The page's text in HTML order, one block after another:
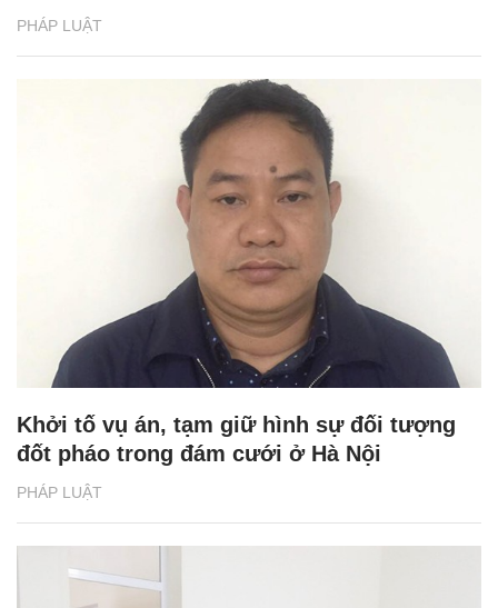
PHÁP LUẬT
PHÁP LUẬT
Khởi tố vụ án, tạm giữ hình sự đối tượng
đốt pháo trong đám cưới ở Hà Nội